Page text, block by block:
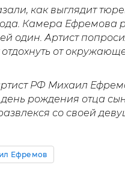
как выглядит
Камера Ефремова
один. Артист
отдохнуть от
РФ Михаил
рождения отца
со своей
Ефремов